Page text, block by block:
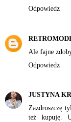
Odpowiedz
Ale fajne
Odpowiedz
JUSTYNA
Zazdroszczę
też kupuję.